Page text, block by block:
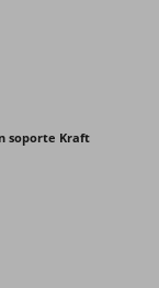
soporte Kraft